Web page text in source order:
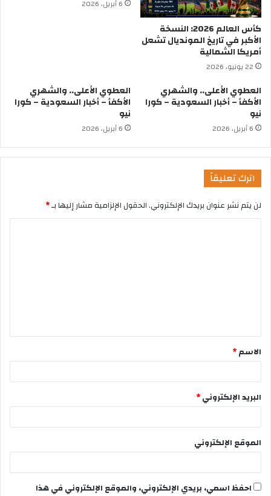
كأس العالم 2026: النسخة
الأكبر في تاريخ المونديال تشعل
أمريكا الشمالية
22 يونيو، 2026
6 أبريل، 2026
العطوي الأعلى.. والشهري
الأكفأ – أخبار السعودية – كورا
نيو
6 أبريل، 2026
العطوي الأعلى.. والشهري
الأكفأ – أخبار السعودية – كورا
نيو
6 أبريل، 2026
اترك تعليقاً
لن يتم نشر عنوان بريدك الإلكتروني.الحقول الإلزامية مشار إليها بـ*
الاسم*
البريد الإلكتروني*
الموقع الإلكتروني
احفظ اسمي، بريدي الإلكتروني، والموقع الإلكتروني في هذا